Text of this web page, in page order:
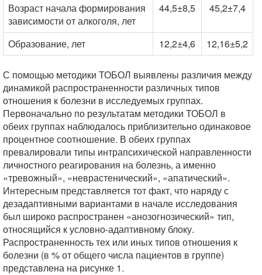
Возраст начала формирования
зависимости от алкоголя, лет
44,5±8,5 45,2±7,4
Образование, лет 12,2±4,6 12,16±5,2
С помощью методики ТОБОЛ выявлены различия между
динамикой распространенности различных типов
отношения к болезни в исследуемых группах.
Первоначально по результатам методики ТОБОЛ в
обеих группах наблюдалось приблизительно одинаковое
процентное соотношение. В обеих группах
превалировали типы интрапсихической направленности
личностного реагирования на болезнь, а именно
«тревожный», «неврастенический», «апатический».
Интересным представляется тот факт, что наряду с
дезадаптивными вариантами в начале исследования
был широко распространен «анозогнозический» тип,
относящийся к условно-адаптивному блоку.
Распространенность тех или иных типов отношения к
болезни (в % от общего числа пациентов в группе)
представлена на рисунке 1.